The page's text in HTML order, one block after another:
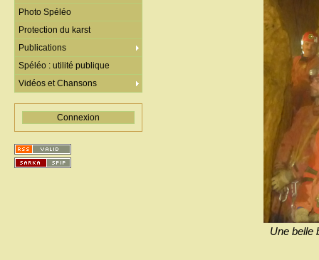
Une belle
Photo Spéléo
Protection du karst
Publications
Spéléo : utilité publique
Vidéos et Chansons
Connexion